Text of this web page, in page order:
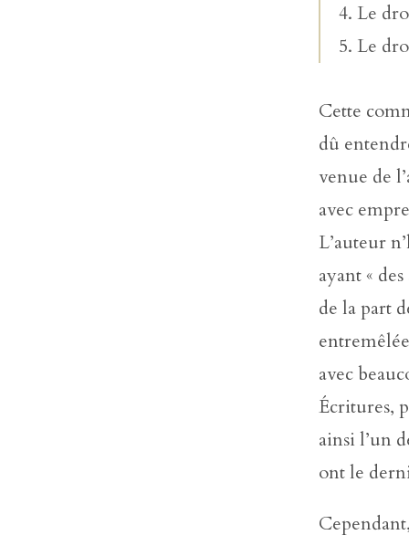
4. Le
5. Le
Cette
dû
venue de
avec
L’auteur
ayant «
de la part
avec
Écritures,
ainsi l’un
ont le